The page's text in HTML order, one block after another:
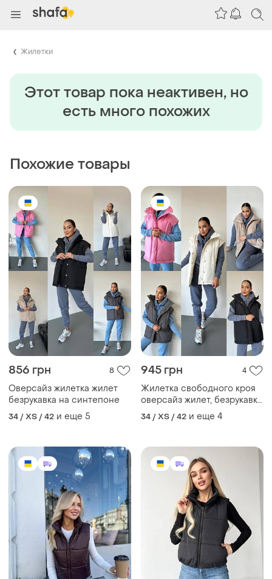
Жилетки
Этот товар пока неактивен, но
есть много похожих
Похожие товары
856 грн 8
Оверсайз жилетка жилет
безрукавка на синтепоне
34 / XS / 42 и еще 5
945 грн 4
Жилетка свободного кроя
оверсайз жилет, безрукавка
га синтепони
34 / XS / 42 и еще 4